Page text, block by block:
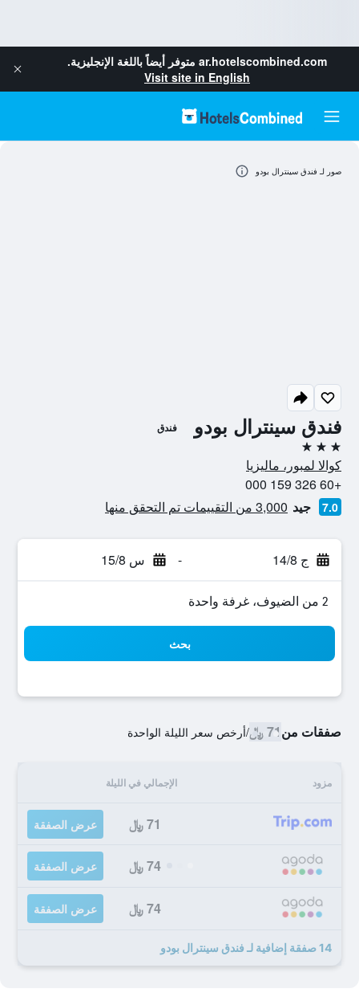
ar.hotelscombined.com متوفر أيضاً باللغة الإنجليزية.
Visit site in English
فندق سينترال بودو فندق
3 نجوم
كوالا لمبور، ماليزيا
+60 326 159 000
7.0 جيد 3,000 من التقييمات تم التحقق منها
ج 14/8 - س 15/8
2 من الضيوف، غرفة واحدة
بحث
صفقات من71 ﷼ /أرخص سعر الليلة الواحدة
مزود الإجمالي في الليلة
71 ﷼ عرض الصفقة
74 ﷼ عرض الصفقة
74 ﷼ عرض الصفقة
14 صفقة إضافية لـ فندق سينترال بودو
صور لـ فندق سينترال بودو